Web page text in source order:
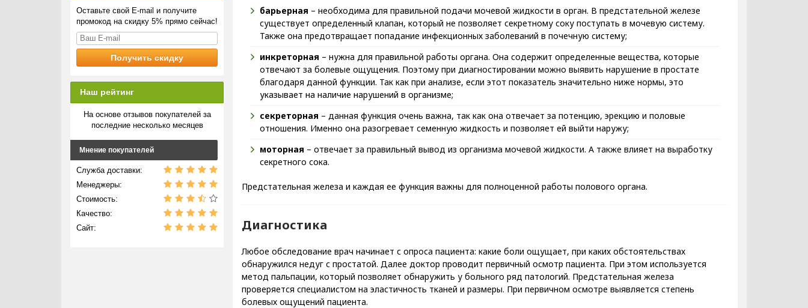
барьерная – необходима для правильной подачи мочевой жидкости в орган. В предстательной железе
существует определенный клапан, который не позволяет секретному соку поступать в мочевую систему.
Также она предотвращает попадание инфекционных заболеваний в почечную систему;
инкреторная – нужна для правильной работы органа. Она содержит определенные вещества, которые
отвечают за болевые ощущения. Поэтому при диагностировании можно выявить нарушение в простате
благодаря данной функции. Так как при анализе, если этот показатель значительно ниже нормы, это
указывает на наличие нарушений в организме;
секреторная – данная функция очень важна, так как она отвечает за потенцию, эрекцию и половые
отношения. Именно она разогревает семенную жидкость и позволяет ей выйти наружу;
моторная – отвечает за правильный вывод из организма мочевой жидкости. А также влияет на выработку
секретного сока.
Предстательная железа и каждая ее функция важны для полноценной работы полового органа.
Диагностика
Любое обследование врач начинает с опроса пациента: какие боли ощущает, при каких обстоятельствах
обнаружился недуг с простатой. Далее доктор проводит первичный осмотр пациента. При этом используется
метод пальпации, который позволяет обнаружить у больного ряд патологий. Предстательная железа
проверяется специалистом на эластичность тканей и размеры. При первичном осмотре выявляется степень
болевых ощущений пациента.
Оставьте свой E-mail и получите
промокод на скидку 5% прямо сейчас!
Наш рейтинг
На основе отзывов покупателей за
последние несколько месяцев
Мнение покупателей
Служба доставки:
Менеджеры:
Стоимость:
Качество:
Сайт: